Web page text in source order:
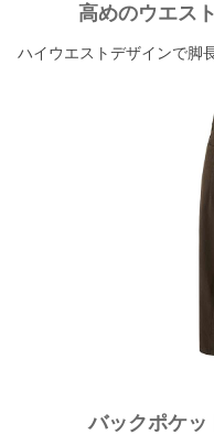
高めのウエス
ハイウエストデザインで脚
バックポケッ